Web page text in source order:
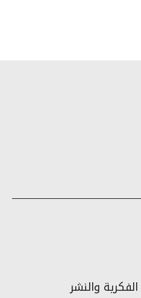
والنشر